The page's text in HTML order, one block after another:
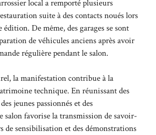
local a remporté plusieurs
suite à des contacts noués lors
édition. De même, des garages se sont
de véhicules anciens après avoir
régulière pendant le salon.
la manifestation contribue à la
technique. En réunissant des
jeunes passionnés et des
salon favorise la transmission de savoir-
de sensibilisation et des démonstrations